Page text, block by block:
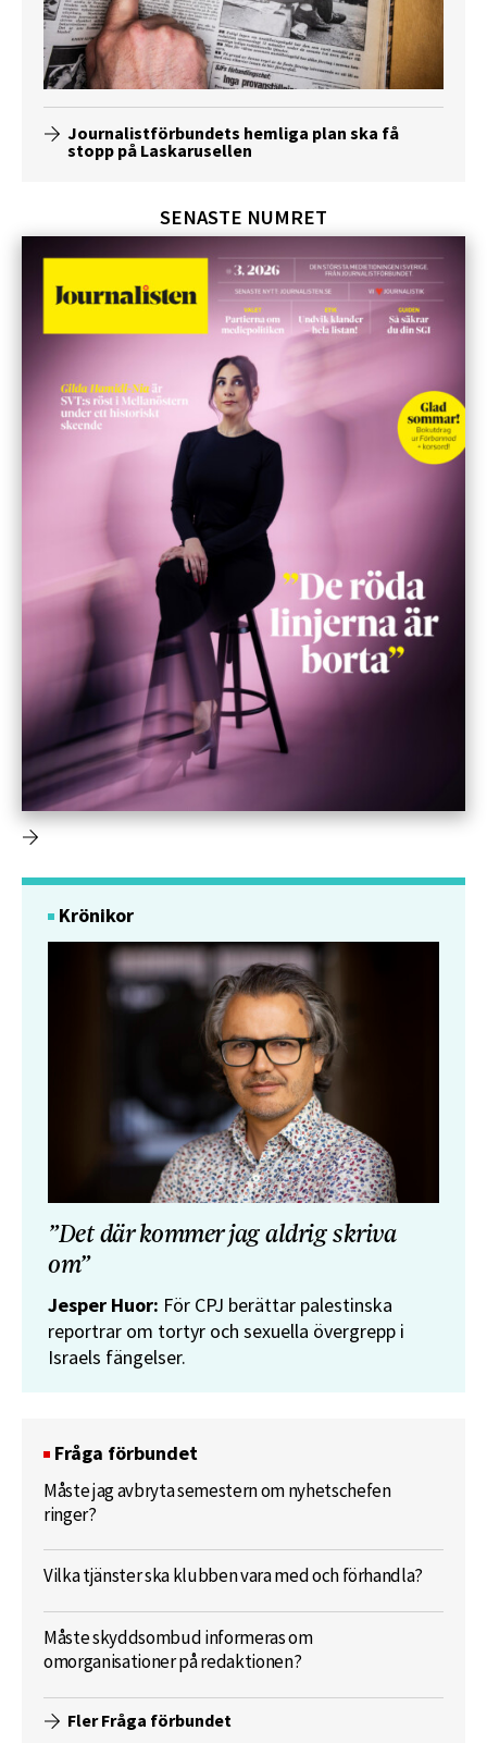
Journalistförbundets hemliga plan ska få
stopp på Laskarusellen
SENASTE NUMRET
Krönikor
”Det där kommer jag aldrig skriva
om”
Jesper Huor: För CPJ berättar palestinska
reportrar om tortyr och sexuella övergrepp i
Israels fängelser.
Fråga förbundet
Måste jag avbryta semestern om nyhetschefen
ringer?
Vilka tjänster ska klubben vara med och förhandla?
Måste skyddsombud informeras om
omorganisationer på redaktionen?
Fler Fråga förbundet